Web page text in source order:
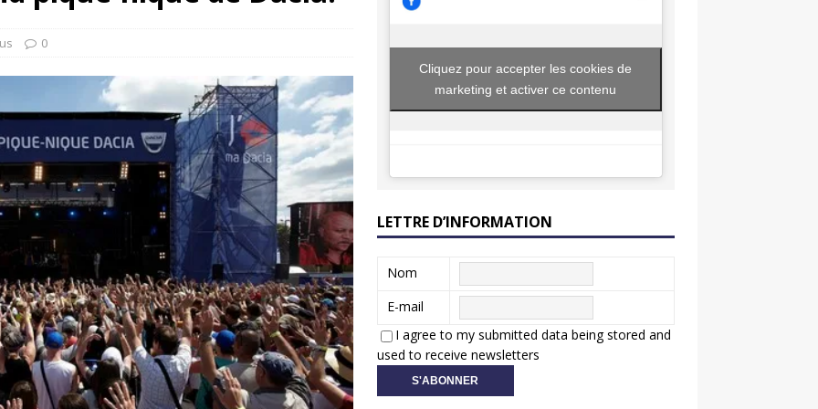
GTi : naissance d’une légende
Honda dévoile un spot publicitaire… confiné!
0
Cliquez pour accepter les cookies de
marketing et activer ce contenu
LETTRE D’INFORMATION
Nom
E-mail
I agree to my submitted data being stored and
used to receive newsletters